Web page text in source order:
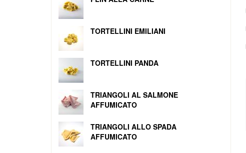
TORTELLINI EMILIANI
TORTELLINI PANDA
TRIANGOLI AL SALMONE
AFFUMICATO
TRIANGOLI ALLO SPADA
AFFUMICATO